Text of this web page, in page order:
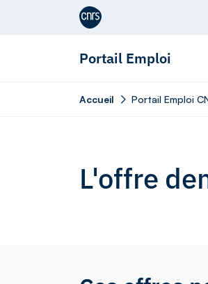
Aller au contenu
Portail Emploi
Accueil Portail Emploi
L'offre